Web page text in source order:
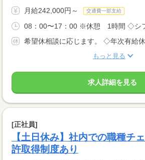
月給242,000円～ 交通費一部支給
08：00〜17：00 ※休憩 1時間 ◇シ
希望休相談に応じます。 ◇年次有給
もっと見る
求人詳細を見る
[正社員]
【土日休み】社内での職種チ
許取得制度あり